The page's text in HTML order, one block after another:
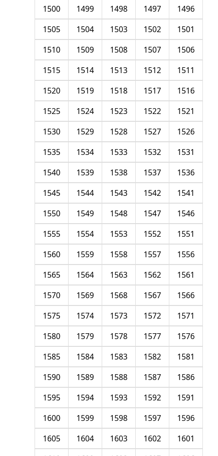
1496
1497
1498
1499
1500
1501
1502
1503
1504
1505
1506
1507
1508
1509
1510
1511
1512
1513
1514
1515
1516
1517
1518
1519
1520
1521
1522
1523
1524
1525
1526
1527
1528
1529
1530
1531
1532
1533
1534
1535
1536
1537
1538
1539
1540
1541
1542
1543
1544
1545
1546
1547
1548
1549
1550
1551
1552
1553
1554
1555
1556
1557
1558
1559
1560
1561
1562
1563
1564
1565
1566
1567
1568
1569
1570
1571
1572
1573
1574
1575
1576
1577
1578
1579
1580
1581
1582
1583
1584
1585
1586
1587
1588
1589
1590
1591
1592
1593
1594
1595
1596
1597
1598
1599
1600
1601
1602
1603
1604
1605